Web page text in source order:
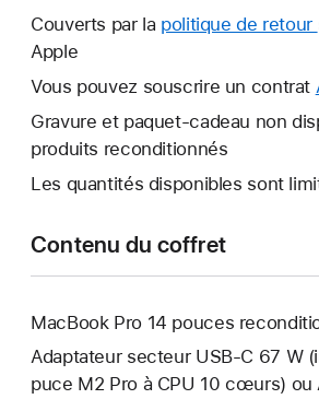
Couverts par la politique de retour
Apple
Vous pouvez souscrire un contrat
Gravure et paquet-cadeau non
produits reconditionnés
Les quantités disponibles sont
Contenu du coffret
MacBook Pro 14 pouces
Adaptateur secteur USB‑C 67 W
puce M2 Pro à CPU 10 cœurs) ou